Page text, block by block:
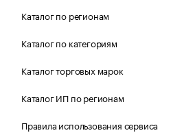
Каталог по регионам
Каталог по категориям
Каталог торговых марок
Каталог ИП по регионам
Правила использования сервиса